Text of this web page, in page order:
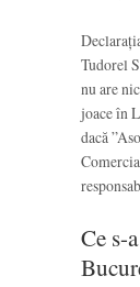
Tudorel
nu are
joace în
dacă
Ce s-